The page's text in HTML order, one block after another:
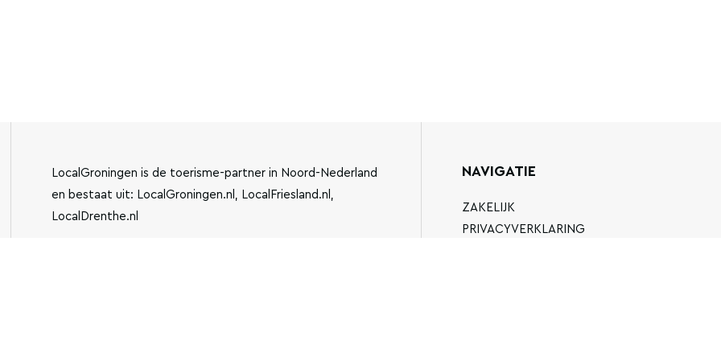
LocalGroningen is de toerisme-partner in Noord-Nederland
en bestaat uit: LocalGroningen.nl, LocalFriesland.nl,
LocalDrenthe.nl
NAVIGATIE
ZAKELIJK
PRIVACYVERKLARING